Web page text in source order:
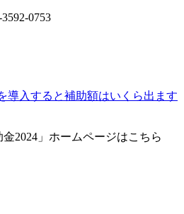
0753
導入すると補助額はいくら出ます
2024」ホームページはこちら